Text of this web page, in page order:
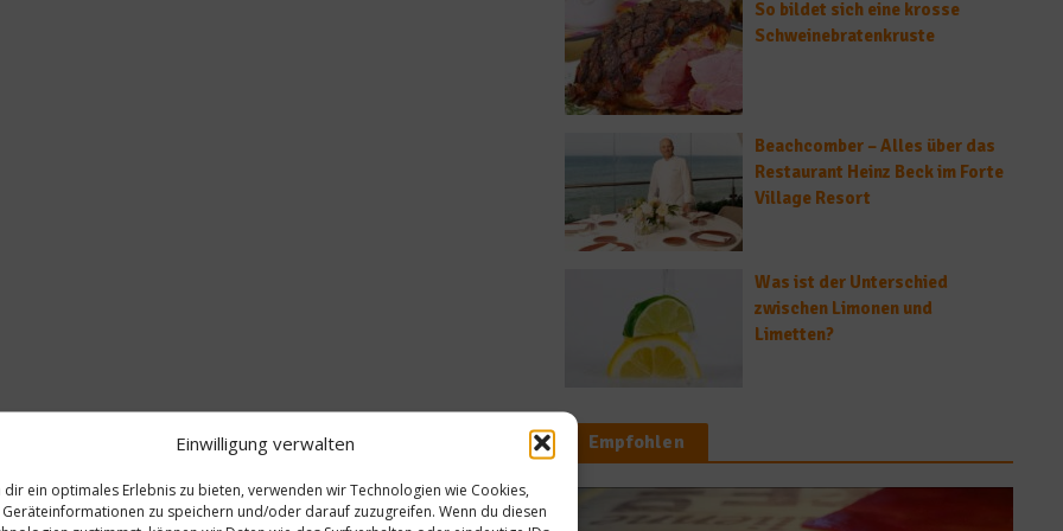
Einwilligung verwalten
dir ein optimales Erlebnis zu bieten, verwenden wir Technologien wie Cookies,
Geräteinformationen zu speichern und/oder darauf zuzugreifen. Wenn du diesen
So bildet sich eine krosse
Schweinebratenkruste
Beachcomber – Alles über das
Restaurant Heinz Beck im Forte
Village Resort
Was ist der Unterschied
zwischen Limonen und
Limetten?
Empfohlen